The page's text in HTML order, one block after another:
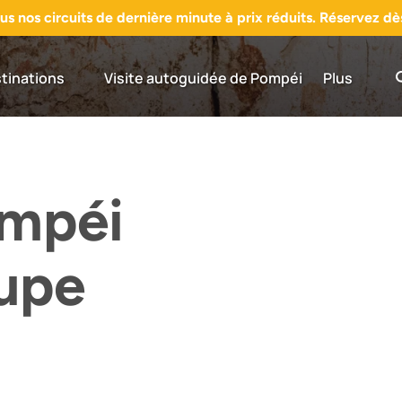
nos circuits de dernière minute à prix réduits. Réservez
Destinations Menu
Visite autoguidée de Pompéi PlusMenu